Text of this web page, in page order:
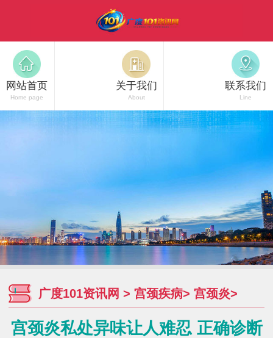
网站首页
Home page
关于我们
About
联系我们
Line
广度101资讯网 > 宫颈疾病> 宫颈炎>
宫颈炎私处异味让人难忍 正确诊断